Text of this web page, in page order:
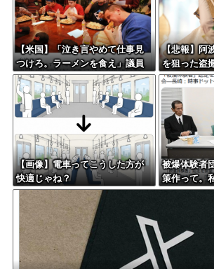
【米国】「泣き言やめて仕事見
つけろ。ラーメンを食え」議員
らの投稿にバンス氏が猛反発…
ブリトーの価格めぐる議論、共
和党の内戦に発展
【悲報】阿
を狙った盗
いし、気持
【画像】電車ってこうした方が
快適じゃね？
被爆体験者
策作って。
を失った」